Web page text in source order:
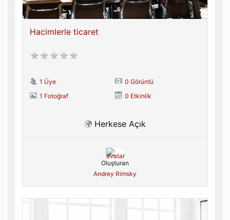
Hacimlerle ticaret
1 Üye
0 Görüntü
1 Fotoğraf
0 Etkinlik
Herkese Açık
Oluşturan
Andrey Rimsky